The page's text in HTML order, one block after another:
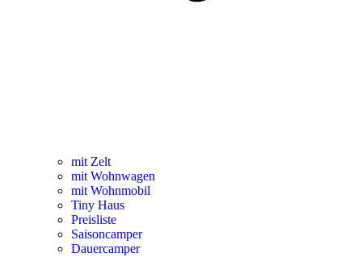
mit Zelt
mit Wohnwagen
mit Wohnmobil
Tiny Haus
Preisliste
Saisoncamper
Dauercamper